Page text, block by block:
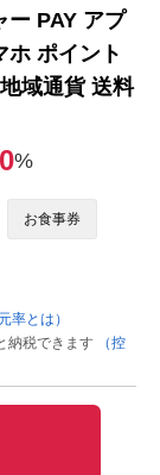
ー PAY アプ
ホ ポイント
域通貨 送料
%
お食事券
率とは）
納税できます
（控